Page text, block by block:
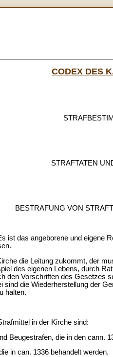
CODEX DES
STRAFTATEN
BESTRAFUNG VON
ist das angeborene und eigene
die Leitung zukommt, der
des eigenen Lebens, durch
den Vorschriften des Gesetzes
sind die Wiederherstellung der
halten.
in der Kirche sind:
die in den cann.
can. 1336 behandelt werden.